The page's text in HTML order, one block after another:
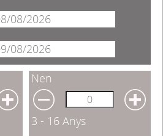
Nen
3 - 16 Anys